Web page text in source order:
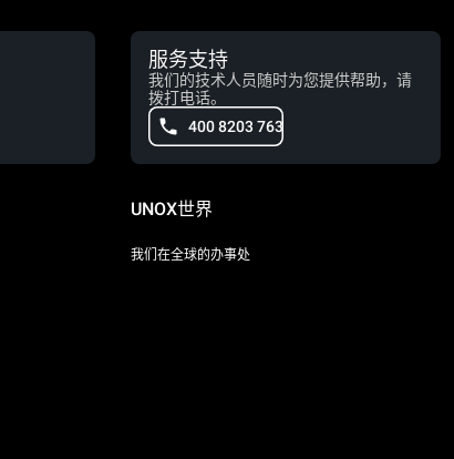
服务支持
我们的技术人员随时为您提供帮助，请
拨打电话。
400 8203 763
UNOX世界
我们在全球的办事处